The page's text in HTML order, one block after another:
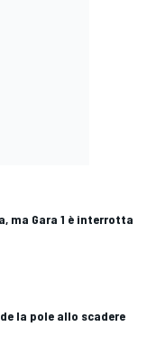
ma Gara 1 è interrotta
la pole allo scadere